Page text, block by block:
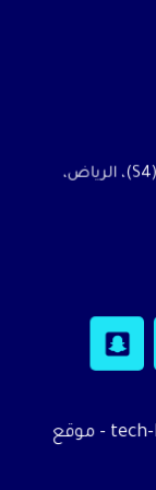
واجهة روشن، مبنى سيرفكورب (S4)، الرياض،
جميع الحقوق محفوظة © 2026 tech-laws - موقع